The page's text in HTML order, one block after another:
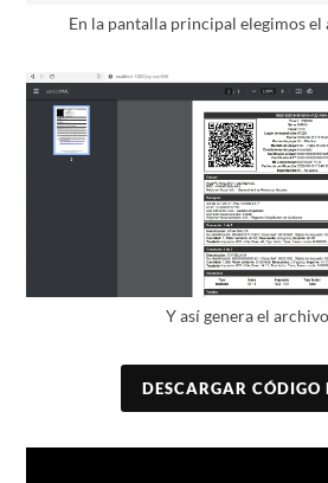
En la pantalla principal elegimos
Y así genera el
DESCARGAR CÓDIGO